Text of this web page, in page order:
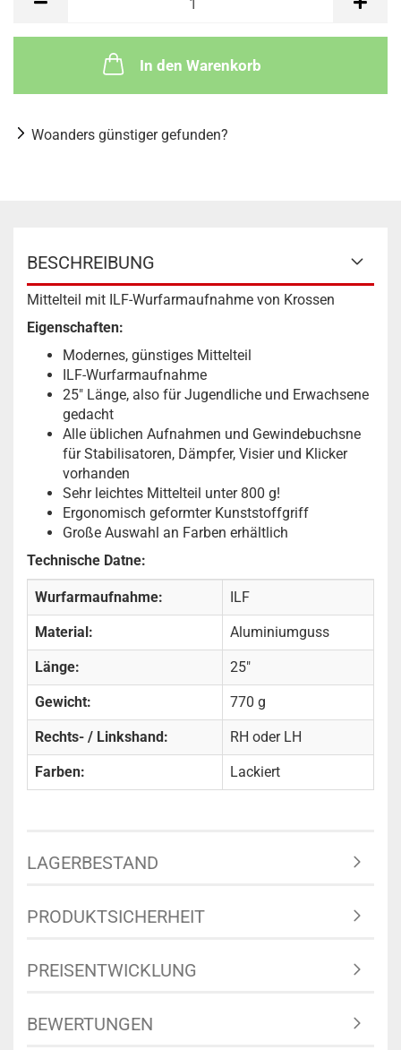
In den Warenkorb
Woanders günstiger gefunden?
BESCHREIBUNG
Mittelteil mit ILF-Wurfarmaufnahme von Krossen
Eigenschaften:
Modernes, günstiges Mittelteil
ILF-Wurfarmaufnahme
25" Länge, also für Jugendliche und Erwachsene
gedacht
Alle üblichen Aufnahmen und Gewindebuchsne
für Stabilisatoren, Dämpfer, Visier und Klicker
vorhanden
Sehr leichtes Mittelteil unter 800 g!
Ergonomisch geformter Kunststoffgriff
Große Auswahl an Farben erhältlich
Technische Datne:
Wurfarmaufnahme: ILF
Material: Aluminiumguss
Länge: 25"
Gewicht: 770 g
Rechts- / Linkshand: RH oder LH
Farben: Lackiert
LAGERBESTAND
PRODUKTSICHERHEIT
PREISENTWICKLUNG
BEWERTUNGEN